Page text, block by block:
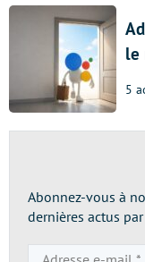
le
5
Abonnez-vous à
dernières actus